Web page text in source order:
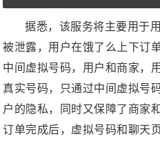
据悉，该服务将主要用于
被泄露，用户在饿了么上下订
中间虚拟号码，用户和商家，
真实号码，只通过中间虚拟号
户的隐私，同时又保障了商家
订单完成后，虚拟号码和聊天